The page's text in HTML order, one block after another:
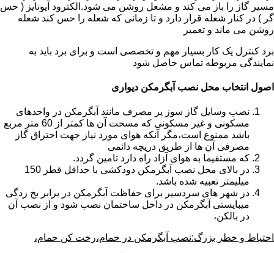
مسیر گاز را باز می کند و مشعل روشن می شود.الکترود آیونایز ( حس
گر ) در کنار شعله قرار دارد و تا زمانی که شعله را حس کند شعله
روشن می ماند و تعمیر
برد کنترل یک کار بسیار مهم و تخصصی است و برای برد باید به
نمایندگی مربوطه تماس حاصل شود
اصول انتخاب محل نصب آبگرمکن دیواری
نصب وسایل گاز سوز پر مصرف مانند آبگرمکن در واحدهای
مسکونی و غیر مسکونی که مسحت آن ها کمتر از 60 متر مربع
باشد ممنوع است،مگر آنکه هوای مورد نیاز جهت احتراق گاز
مصرفی آن ها از طریق دریچه دائمی
که مستقیما به هوای آزاد راه دارد تامین گردد.
در بالای محل نصب آبگرمکن دودکشی با حداقل قطر 150
میلیمتر تعبیه شده باشد.
در شهر های سردسیر برای حفاظت آبگرمکن در برابر یخ زدگی
میبایستی آبگرمکن در داخل ساختمان نصب شود و از نصب آن
در بالکن،
احتیاط و خطر بزرگ:نصب آبگرمکن در حمام،رخت کن حمام،